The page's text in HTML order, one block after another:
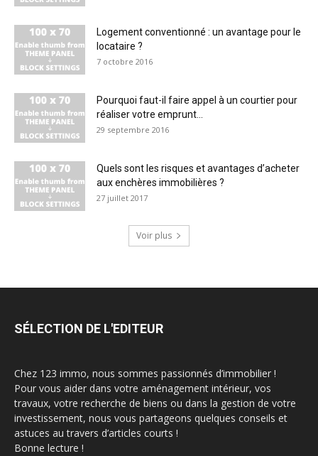
Logement conventionné : un avantage pour le
locataire ?
7 octobre 2016
Pourquoi faut-il faire appel à un courtier pour
réaliser votre emprunt...
29 septembre 2016
Quels sont les risques et avantages d’acheter
aux enchères immobilières ?
27 juillet 2017
Voir plus
SÉLECTION DE L'EDITEUR
Chez 123 immo, nous sommes passionnés d’immobilier !
Pour vous aider dans votre aménagement intérieur, vos
travaux, votre recherche de biens ou dans la gestion de votre
investissement, nous vous partageons quelques conseils et
astuces au travers d’articles courts !
Bonne lecture !